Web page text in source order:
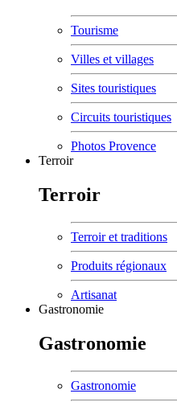
Tourisme
Villes et villages
Sites touristiques
Circuits touristiques
Photos Provence
Terroir
Terroir
Terroir et traditions
Produits régionaux
Artisanat
Gastronomie
Gastronomie
Gastronomie